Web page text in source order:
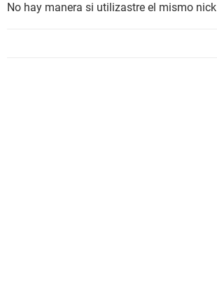
No hay manera si utilizastre el mismo nick